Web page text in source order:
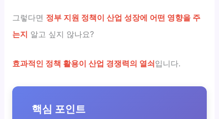
그렇다면 정부 지원 정책이 산업 성장에 어떤 영향을 주
는지 알고 싶지 않나요?
효과적인 정책 활용이 산업 경쟁력의 열쇠입니다.
핵심 포인트